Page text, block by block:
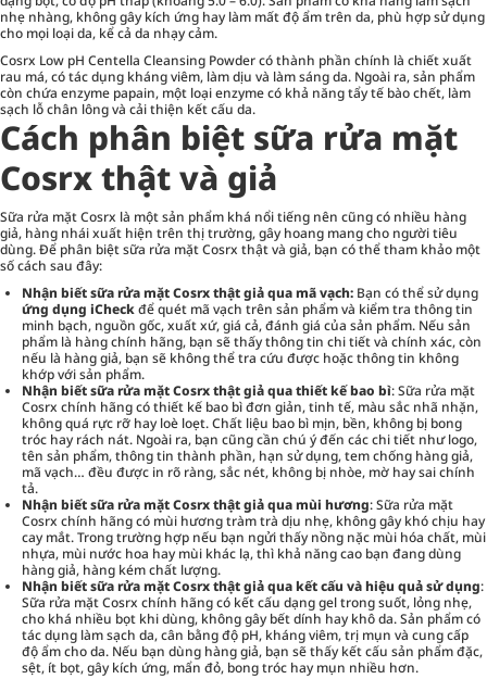
nhẹ nhàng, không gây kích ứng hay làm mất độ ẩm trên da, phù hợp sử dụng
cho mọi loại da, kể cả da nhạy cảm.
Cosrx Low pH Centella Cleansing Powder có thành phần chính là chiết xuất
rau má, có tác dụng kháng viêm, làm dịu và làm sáng da. Ngoài ra, sản phẩm
còn chứa enzyme papain, một loại enzyme có khả năng tẩy tế bào chết, làm
sạch lỗ chân lông và cải thiện kết cấu da.
Cách phân biệt sữa rửa mặt
Cosrx thật và giả
Sữa rửa mặt Cosrx là một sản phẩm khá nổi tiếng nên cũng có nhiều hàng
giả, hàng nhái xuất hiện trên thị trường, gây hoang mang cho người tiêu
dùng. Để phân biệt sữa rửa mặt Cosrx thật và giả, bạn có thể tham khảo một
số cách sau đây:
Nhận biết sữa rửa mặt Cosrx thật giả qua mã vạch: Bạn có thể sử dụng
ứng dụng iCheckđể quét mã vạch trên sản phẩm và kiểm tra thông tin
minh bạch, nguồn gốc, xuất xứ, giá cả, đánh giá của sản phẩm. Nếu sản
phẩm là hàng chính hãng, bạn sẽ thấy thông tin chi tiết và chính xác, còn
nếu là hàng giả, bạn sẽ không thể tra cứu được hoặc thông tin không
khớp với sản phẩm.
Nhận biết sữa rửa mặt Cosrx thật giả qua thiết kế bao bì: Sữa rửa mặt
Cosrx chính hãng có thiết kế bao bì đơn giản, tinh tế, màu sắc nhã nhặn,
không quá rực rỡ hay loè loẹt. Chất liệu bao bì mịn, bền, không bị bong
tróc hay rách nát. Ngoài ra, bạn cũng cần chú ý đến các chi tiết như logo,
tên sản phẩm, thông tin thành phần, hạn sử dụng, tem chống hàng giả,
mã vạch… đều được in rõ ràng, sắc nét, không bị nhòe, mờ hay sai chính
tả.
Nhận biết sữa rửa mặt Cosrx thật giả qua mùi hương: Sữa rửa mặt
Cosrx chính hãng có mùi hương tràm trà dịu nhẹ, không gây khó chịu hay
cay mắt. Trong trường hợp nếu bạn ngửi thấy nồng nặc mùi hóa chất, mùi
nhựa, mùi nước hoa hay mùi khác lạ, thì khả năng cao bạn đang dùng
hàng giả, hàng kém chất lượng.
Nhận biết sữa rửa mặt Cosrx thật giả qua kết cấu và hiệu quả sử dụng:
Sữa rửa mặt Cosrx chính hãng có kết cấu dạng gel trong suốt, lỏng nhẹ,
cho khá nhiều bọt khi dùng, không gây bết dính hay khô da. Sản phẩm có
tác dụng làm sạch da, cân bằng độ pH, kháng viêm, trị mụn và cung cấp
độ ẩm cho da. Nếu bạn dùng hàng giả, bạn sẽ thấy kết cấu sản phẩm đặc,
sệt, ít bọt, gây kích ứng, mẩn đỏ, bong tróc hay mụn nhiều hơn.